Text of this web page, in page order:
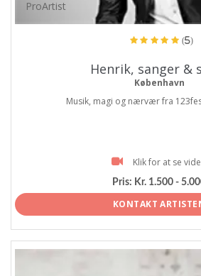
ProArtist
(5)
Henrik, sanger &
København
Musik, magi og nærvær fra
Klik for at se
Pris: Kr. 1.500 -
KONTAKT